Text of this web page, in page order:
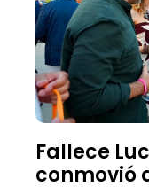
Fallece
conmovió